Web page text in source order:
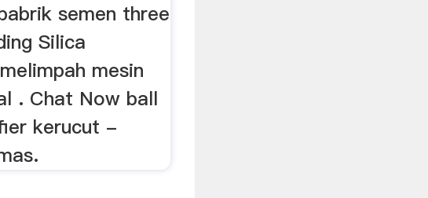
semen three
Silica
mesin
. Chat Now ball
kerucut -